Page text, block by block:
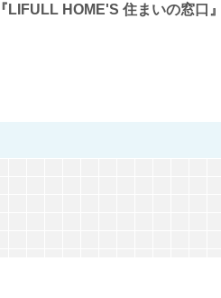
『LIFULL HOME'S 住まいの窓口